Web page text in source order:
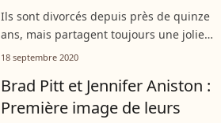
Ils sont divorcés depuis près de quinze
ans, mais partagent toujours une jolie
complicité. Après s'être montrés tactiles
Brad Pitt et Jennifer Aniston...
18 septembre 2020
Brad Pitt et Jennifer Aniston :
Première image de leurs